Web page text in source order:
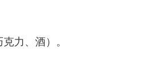
力、酒）。